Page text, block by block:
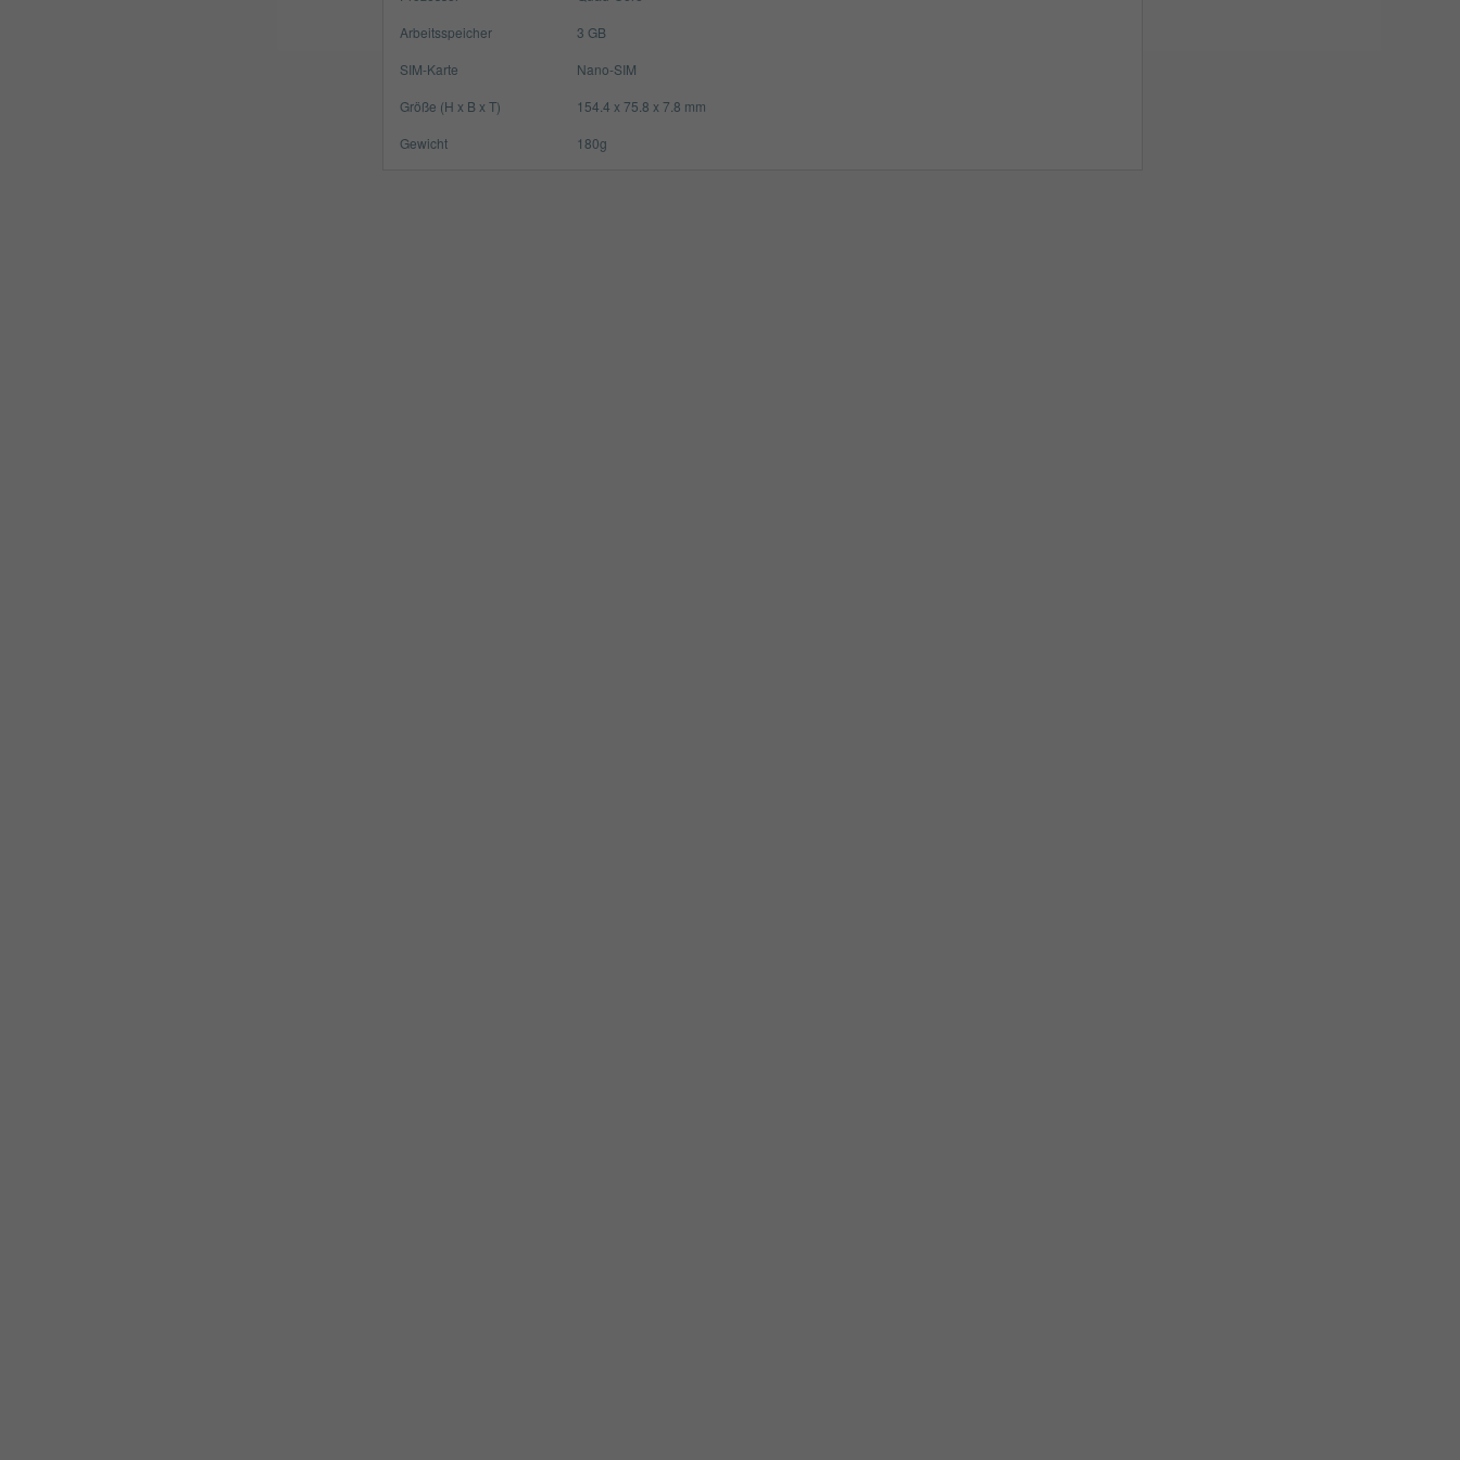
Arbeitsspeicher
3 GB
SIM-Karte
Nano-SIM
Größe (H x B x T)
154.4 x 75.8 x 7.8 mm
Gewicht
180g